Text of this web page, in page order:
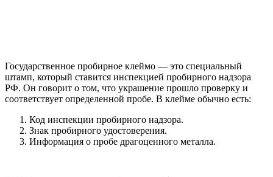
Государственное пробирное клеймо — это специальный
штамп, который ставится инспекцией пробирного надзора
РФ. Он говорит о том, что украшение прошло проверку и
соответствует определенной пробе. В клейме обычно есть:
Код инспекции пробирного надзора.
Знак пробирного удостоверения.
Информация о пробе драгоценного металла.